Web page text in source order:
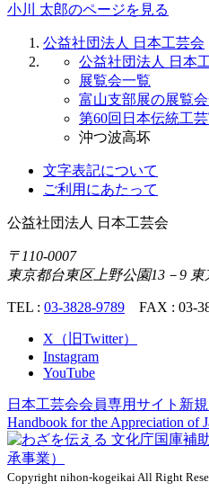
小川 太郎のページを見る
公益社団法人 日本工芸会
公益社団法人 日本
展覧会一覧
富山支部展の展覧
第60回日本伝統工
沖つ波高坏
文字表記について
ご利用にあたって
公益社団法人 日本工芸会
〒110-0007
東京都台東区上野公園13－9
TEL : 03-3828-9789 FAX : 03-
X（旧Twitter）
Instagram
YouTube
日本工芸会会員専用サイト 新
Handbook for the Appreciation of
Copyright nihon-kogeikai All Right